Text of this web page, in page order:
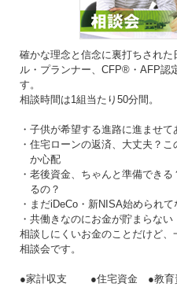
確かな理念と信念に裏打ちされ
ル・プランナー、CFP®・AFP認
す。
相談時間は1組当たり50分間。
・子供が希望する進路に進ませて
・住宅ローンの返済、大丈夫？
か心配
・老後資金、ちゃんと準備でき
るの？
・まだiDeCo・新NISA始められて
・共働きなのにお金が貯まら
相談しにくいお金のことだけど
相談会です。
●家計収支 ●住宅資金 ●教育